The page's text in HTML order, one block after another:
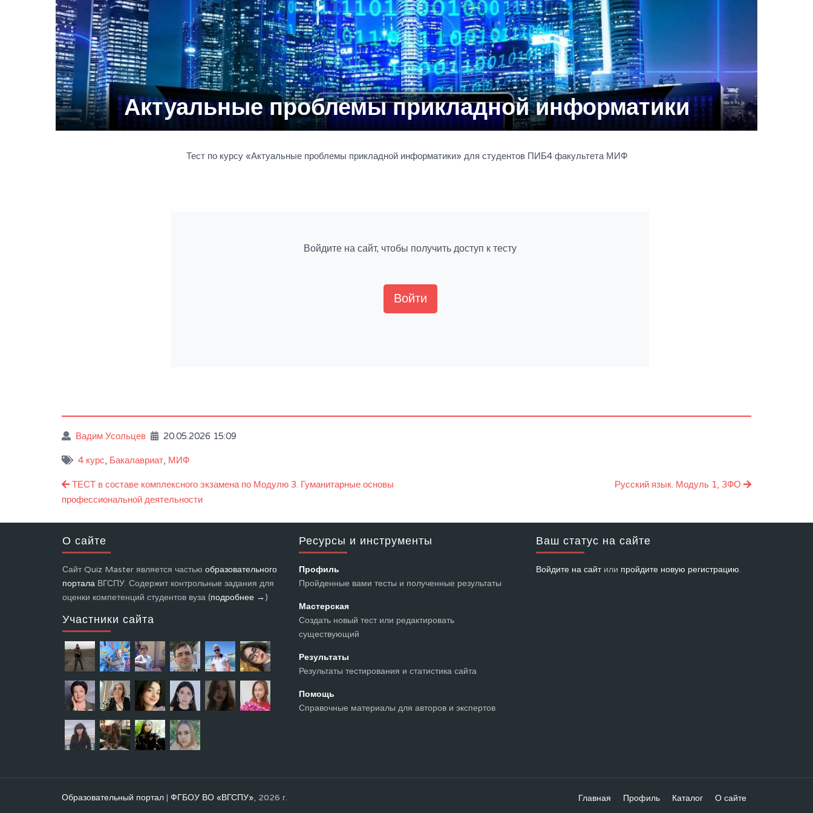
Актуальные проблемы прикладной информатики
Тест по курсу «Актуальные проблемы прикладной информатики» для студентов ПИБ4 факультета МИФ
Войдите на сайт, чтобы получить доступ к тесту
Войти
Вадим Усольцев 20.05.2026 15:09
4 курс, Бакалавриат, МИФ
Навигация
по
записям
ТЕСТ в составе комплексного экзамена по Модулю 3. Гуманитарные основы
профессиональной деятельности
Русский язык. Модуль 1, ЗФО
О сайте
Сайт Quiz Master является частьюобразовательного
портала ВГСПУ. Содержит контрольные задания для
оценки компетенций студентов вуза (подробнее → )
Участники сайта
Ресурсы и инструменты
Профиль
Пройденные вами тесты и полученные результаты
Мастерская
Создать новый тест или редактировать
существующий
Результаты
Результаты тестирования и статистика сайта
Помощь
Справочные материалы для авторов и экспертов
Ваш статус на сайте
Войдите на сайтили пройдите новую регистрацию.
Образовательный портал | ФГБОУ ВО «ВГСПУ», 2026 г. Главная Профиль Каталог О сайте